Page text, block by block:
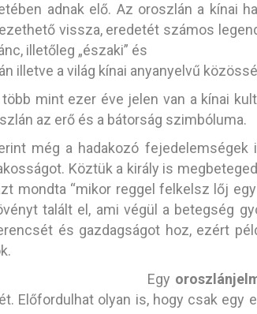
adnak elő. Az oroszlán a kínai
vissza, eredetét számos
illetőleg „északi” és
illetve a világ kínai anyanyelvű
mint ezer éve jelen van a kínai
az erő és a bátorság szimbóluma.
még a hadakozó fejedelemségek
Köztük a király is
mondta “mikor reggel felkelsz lőj
talált el, ami végül a betegség
és gazdagságot hoz, ezért
Egy
Előfordulhat olyan is, hogy csak egy